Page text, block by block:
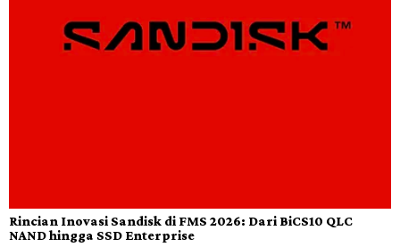
Rincian Inovasi Sandisk di FMS 2026: Dari BiCS10 QLC
NAND hingga SSD Enterprise